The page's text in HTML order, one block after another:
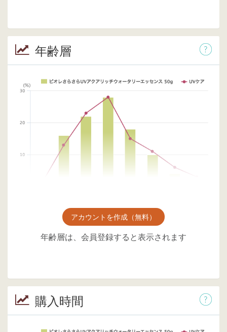
年齢層
アカウントを作成（無料）
年齢層は、会員登録すると表示されます
購入時間